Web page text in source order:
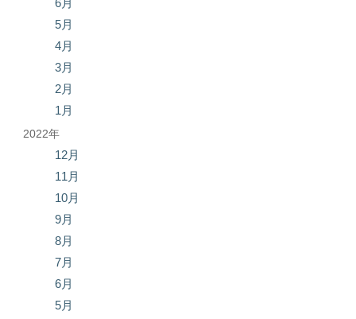
6月
5月
4月
3月
2月
1月
2022年
12月
11月
10月
9月
8月
7月
6月
5月